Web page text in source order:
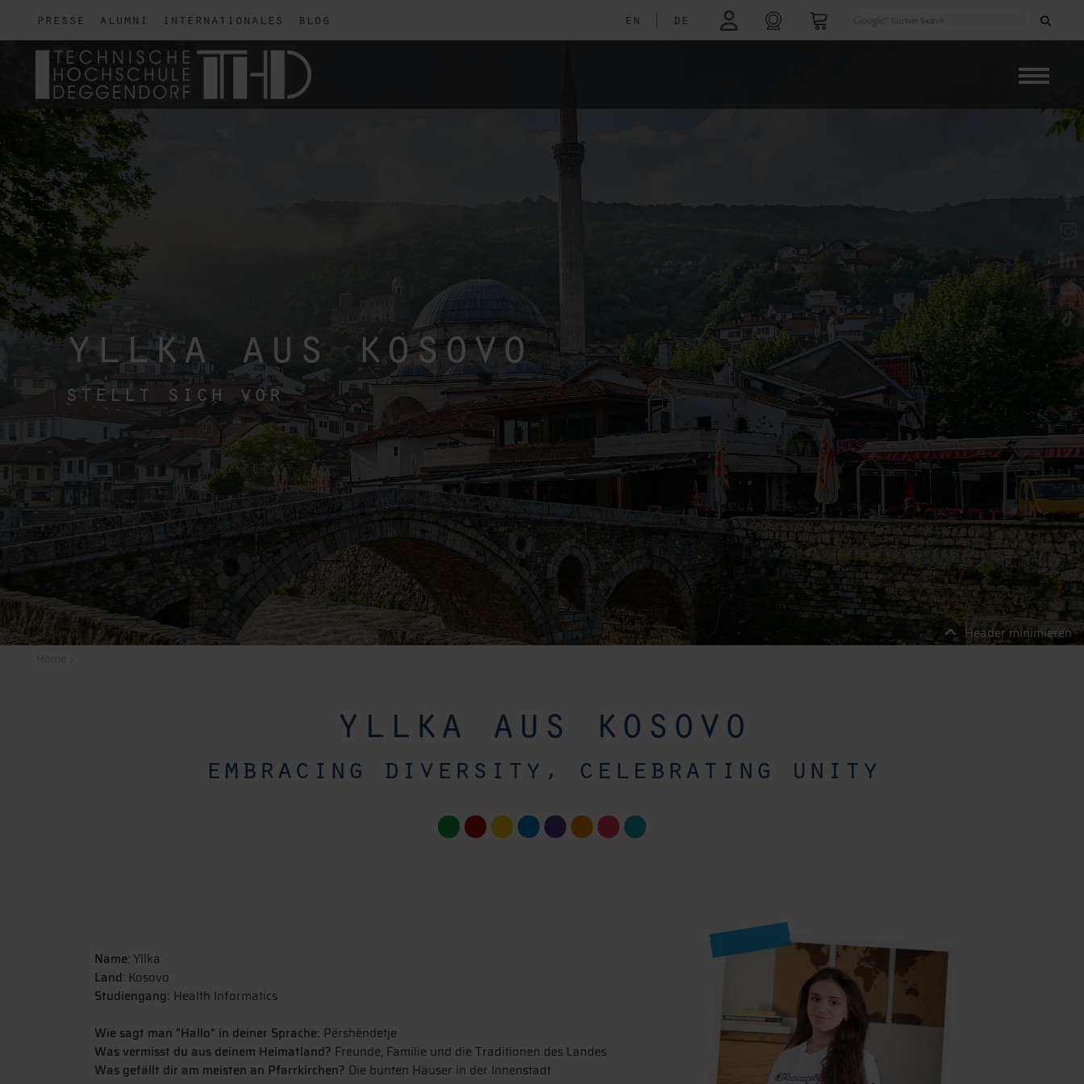
presse alumni internationales blog en de
Header minimieren
yllka aus kosovo
stellt sich vor
yllka aus kosovo
embracing diversity, celebrating unity
Name: Yllka
Land: Kosovo
Studiengang: Health Informatics
Wie sagt man "Hallo" in deiner Sprache: Përshëndetje
Was vermisst du aus deinem Heimatland? Freunde, Familie und die Traditionen des Landes
Was gefällt dir am meisten an Pfarrkirchen? Die bunten Häuser in der Innenstadt